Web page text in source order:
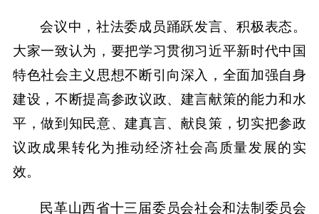
会议中，社法委成员踊跃发言、积极表态。
大家一致认为，要把学习贯彻习近平新时代中国
特色社会主义思想不断引向深入，全面加强自身
建设，不断提高参政议政、建言献策的能力和水
平，做到知民意、建真言、献良策，切实把参政
议政成果转化为推动经济社会高质量发展的实
效。
民革山西省十三届委员会社会和法制委员会